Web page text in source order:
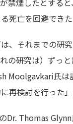
禁煙したとする
死亡を回避できた
、それまでの研
の研究は）ずっ
Moolgavkari氏
再検討を行った」
Dr. Thomas